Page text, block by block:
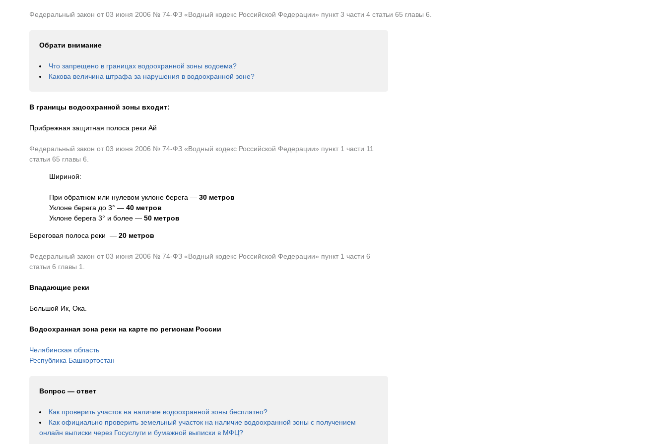
Федеральный закон от 03 июня 2006 № 74-ФЗ «Водный кодекс Российской Федерации» пункт 3 части 4 статьи 65 главы 6.
Обрати внимание
Что запрещено в границах водоохранной зоны водоема?
Какова величина штрафа за нарушения в водоохранной зоне?
В границы водоохранной зоны входит:
Прибрежная защитная полоса реки Ай
Федеральный закон от 03 июня 2006 № 74-ФЗ «Водный кодекс Российской Федерации» пункт 1 части 11
статьи 65 главы 6.
Шириной:
При обратном или нулевом уклоне берега — 30 метров
Уклоне берега до 3° — 40 метров
Уклоне берега 3° и более — 50 метров
Береговая полоса реки — 20 метров
Федеральный закон от 03 июня 2006 № 74-ФЗ «Водный кодекс Российской Федерации» пункт 1 части 6
статьи 6 главы 1.
Впадающие реки
Большой Ик, Ока.
Водоохранная зона реки на карте по регионам России
Челябинская область
Республика Башкортостан
Вопрос — ответ
Как проверить участок на наличие водоохранной зоны бесплатно?
Как официально проверить земельный участок на наличие водоохранной зоны с получением
онлайн выписки через Госуслуги и бумажной выписки в МФЦ?